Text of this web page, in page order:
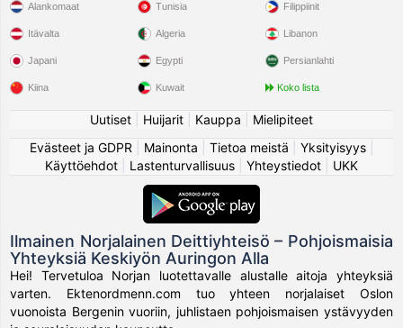
Alankomaat
Itävalta
Japani
Kiina
Tunisia
Algeria
Egypti
Kuwait
Filippiinit
Libanon
Persianlahti
Koko lista
Uutiset Huijarit Kauppa
Mielipiteet
Evästeet ja GDPR
Mainonta Tietoa meistä Yksityisyys|
Käyttöehdot
Lastenturvallisuus Yhteystiedot UKK
Ilmainen Norjalainen Deittiyhteisö – Pohjoismaisia
Yhteyksiä Keskiyön Auringon Alla
Hei! Tervetuloa Norjan luotettavalle alustalle aitoja yhteyksiä
varten. Ektenordmenn.com tuo yhteen norjalaiset Oslon
vuonoista Bergenin vuoriin, juhlistaen pohjoismaisen ystävyyden